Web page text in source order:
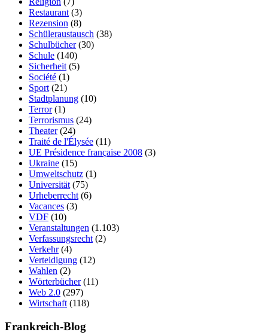
Restaurant (3)
Rezension (8)
Schüleraustausch (38)
Schulbücher(30)
Schule (140)
Sicherheit (5)
Société (1)
Sport (21)
Stadtplanung (10)
Terror(1)
Terrorismus (24)
Theater(24)
Traité de l'Élysée (11)
UE Présidence française 2008 (3)
Ukraine (15)
Umweltschutz (1)
Universität (75)
Urheberrecht (6)
Vacances (3)
VDF (10)
Veranstaltungen (1.103)
Verfassungsrecht (2)
Verkehr(4)
Verteidigung (12)
Wahlen (2)
Wörterbücher(11)
Web 2.0 (297)
Wirtschaft (118)
Frankreich-Blog